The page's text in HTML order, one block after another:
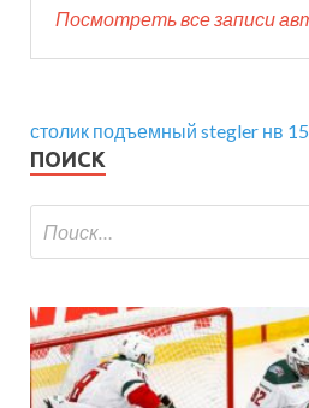
Посмотреть все записи
столик подъемный stegler нв
ПОИСК